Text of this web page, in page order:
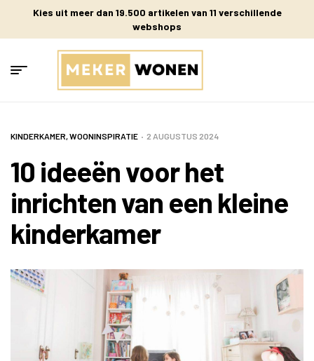
Kies uit meer dan 19.500 artikelen van 11 verschillende
webshops
KINDERKAMER,WOONINSPIRATIE 2 AUGUSTUS 2024
10 ideeën voor het
inrichten van een kleine
kinderkamer